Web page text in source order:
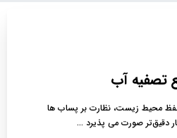
تصفیه آب
حفظ محیط زیست، نظارت بر پساب ها
دقیق‌تر صورت می پذیرد ...